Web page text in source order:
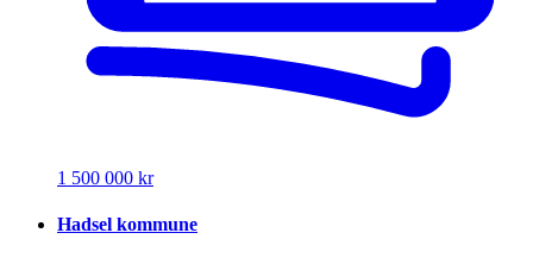
1 500 000 kr
Hadsel kommune